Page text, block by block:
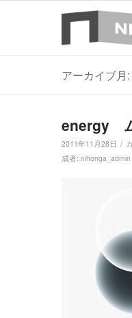
アーカイブ月
energy
2011年11月28日 /
成者: nihonga_admin